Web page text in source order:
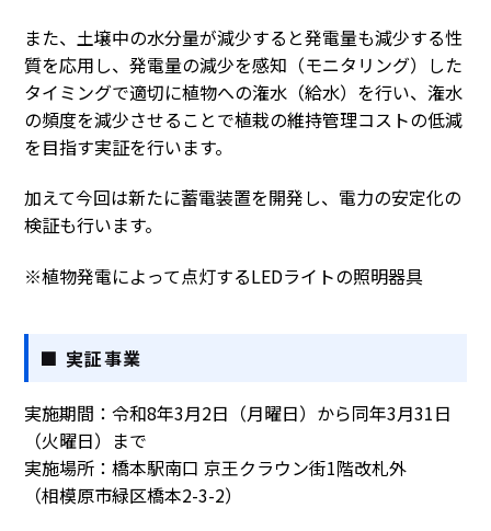
また、土壌中の水分量が減少すると発電量も減少する性
質を応用し、発電量の減少を感知（モニタリング）した
タイミングで適切に植物への潅水（給水）を行い、潅水
の頻度を減少させることで植栽の維持管理コストの低減
を目指す実証を行います。
加えて今回は新たに蓄電装置を開発し、電力の安定化の
検証も行います。
※植物発電によって点灯するLEDライトの照明器具
■ 実証事業
実施期間：令和8年3月2日（月曜日）から同年3月31日
（火曜日）まで
実施場所：橋本駅南口 京王クラウン街1階改札外
（相模原市緑区橋本2-3-2）